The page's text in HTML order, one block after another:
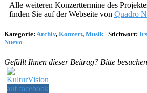
Alle weiteren Konzerttermine des
finden Sie auf der Webseite von Quadro
Kategorie: Archiv, Konzert, Musik | Stichwort:
Nuevo
Gefällt Ihnen dieser Beitrag? Bitte